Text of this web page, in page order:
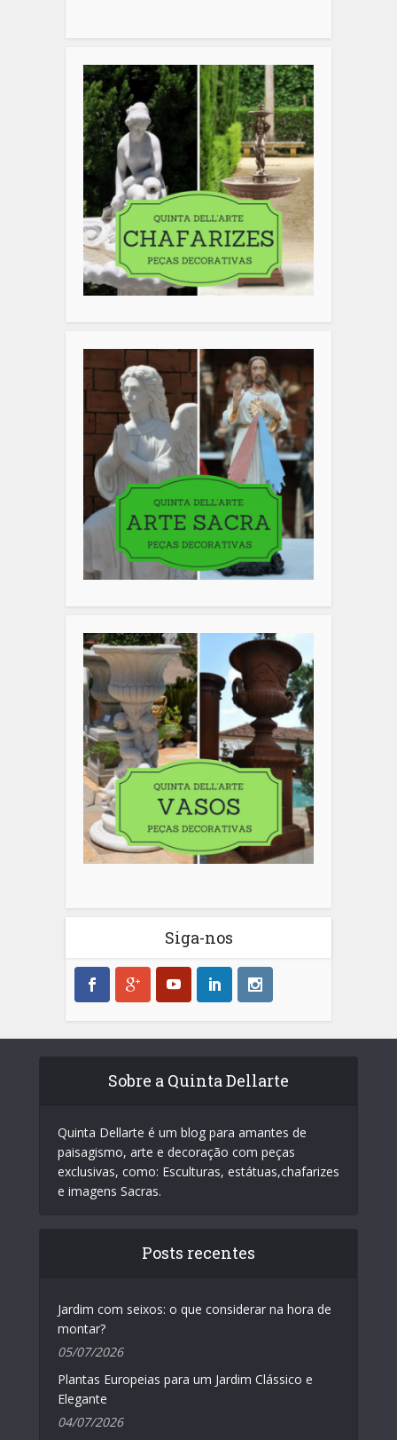
Siga-nos
Sobre a Quinta Dellarte
Quinta Dellarte é um blog para amantes de
paisagismo, arte e decoração com peças
exclusivas, como: Esculturas, estátuas,chafarizes
e imagens Sacras.
Posts recentes
Jardim com seixos: o que considerar na hora de
montar?
05/07/2026
Plantas Europeias para um Jardim Clássico e
Elegante
04/07/2026